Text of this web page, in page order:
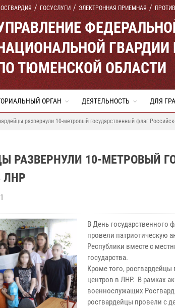
ГОСУСЛУГИ ЭЛЕКТРОННАЯ ПРИЕМНАЯ
ТЮМЕНСКОЙ ОБЛАСТИ
ОРГАН ДЕЯТЕЛЬНОСТЬ ДЛЯ
развернули 10-метровый государственный флаг
РАЗВЕРНУЛИ 10-МЕТРОВЫЙ
ЛНР
В День государственного
провели патриотическую
Республики вместе с
государства.
Кроме того,
центров в ЛНР. В рамках
военнослужащих
росгвардейцы провели с